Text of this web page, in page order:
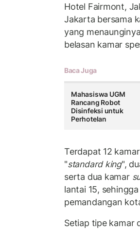
Hotel Fairmont,
Jakarta bersama
yang
belasan kamar
Baca Juga
Mahasiswa UGM
Rancang Robot
Disinfeksi untuk
Perhotelan
Terdapat 12
"standard king",
serta dua kamar
lantai 15,
pemandangan
Setiap tipe kamar